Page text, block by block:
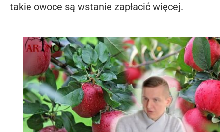
takie owoce są wstanie zapłacić więcej.